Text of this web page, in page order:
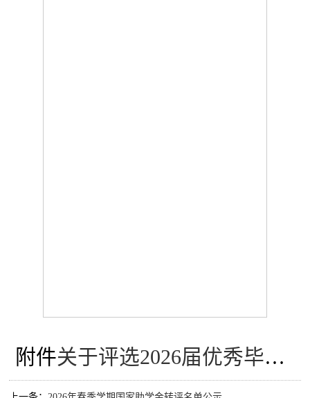
附件关于评选2026届优秀毕业生和创新创业优秀毕业生的通知.pdf